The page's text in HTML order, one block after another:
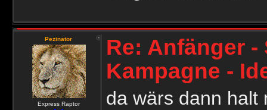
Pezinator
Express Raptor
Re: Anfänger
Kampagne -
da wärs dann halt